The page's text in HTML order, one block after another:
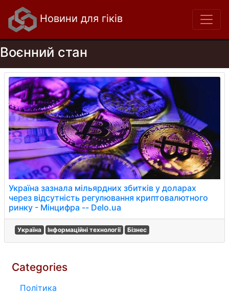
Новини для гіків
Воєнний стан
Україна зазнала мільярдних збитків у доларах
через відсутність регулювання криптовалютного
ринку - Мінцифра -- Delo.ua
Україна Інформаційні технології Бізнес
Categories
Політика